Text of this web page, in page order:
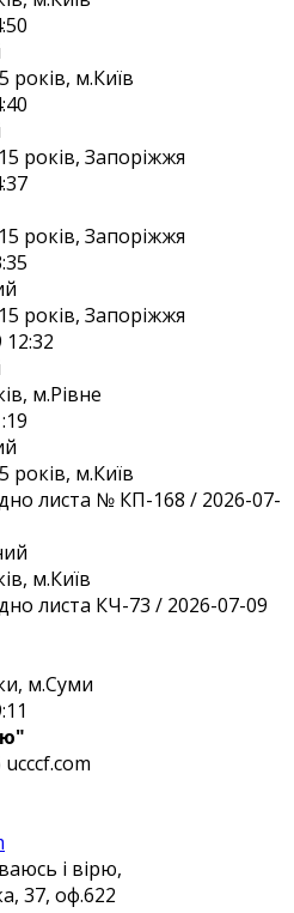
років, м.Київ
років, Запоріжжя
років, Запоріжжя
років, Запоріжжя
м.Рівне
років, м.Київ
листа № КП-168 / 2026-07-
м.Київ
листа КЧ-73 / 2026-07-09
м.Суми
і вірю,
37, оф.622